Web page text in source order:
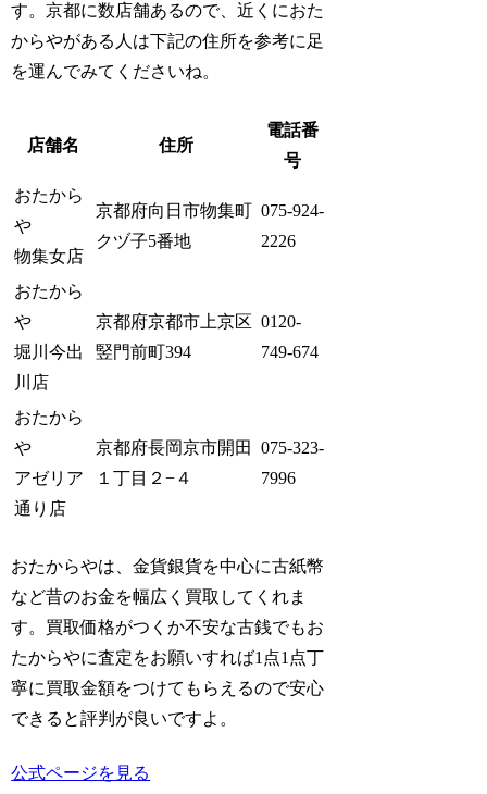
す。京都に数店舗あるので、近くにおた
からやがある人は下記の住所を参考に足
を運んでみてくださいね。
店舗名 住所
電話番
号
おたから
や
物集女店
京都府向日市物集町
クヅ子5番地
075-924-
2226
おたから
や
堀川今出
川店
京都府京都市上京区
竪門前町394
0120-
749-674
おたから
や
アゼリア
通り店
京都府長岡京市開田
１丁目２−４
075-323-
7996
おたからやは、金貨銀貨を中心に古紙幣
など昔のお金を幅広く買取してくれま
す。買取価格がつくか不安な古銭でもお
たからやに査定をお願いすれば1点1点丁
寧に買取金額をつけてもらえるので安心
できると評判が良いですよ。
公式ページを見る